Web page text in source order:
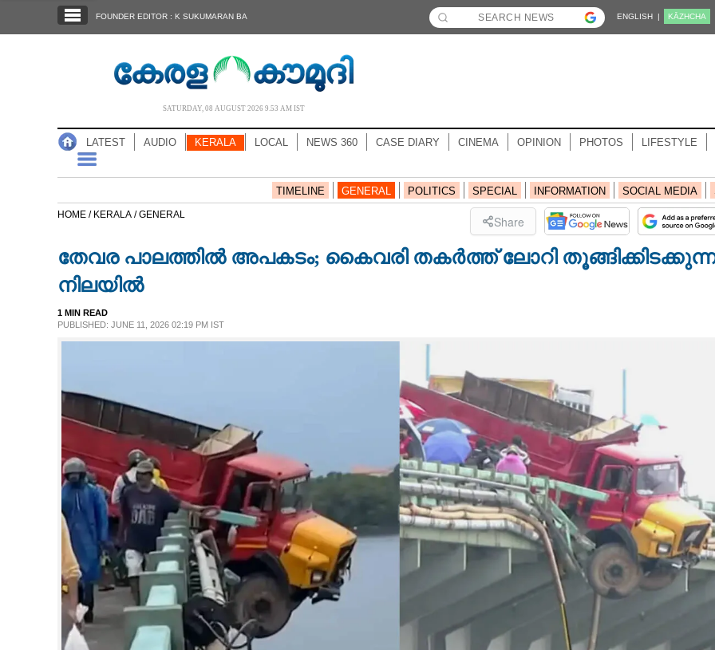
NOTIFIED NEWS
NEWS 360
CASE DIARY
LIFESTYLE
FOUNDER EDITOR : K SUKUMARAN BA ENGLISH | KĀZHCHA
SATURDAY, 08 AUGUST 2026 9.53 AM IST
LATEST AUDIO KERALA LOCAL NEWS 360 CASE DIARY CINEMA OPINION PHOTOS LIFESTYLE
TIMELINE GENERAL POLITICS SPECIAL INFORMATION SOCIAL MEDIA
HOME / KERALA /GENERAL Share
തേവര പാലത്തിൽ അപകടം; കൈവരി തകർത്ത് ലോറി
നിലയിൽ
1 MIN READ
PUBLISHED: JUNE 11, 2026 02:19 PM IST